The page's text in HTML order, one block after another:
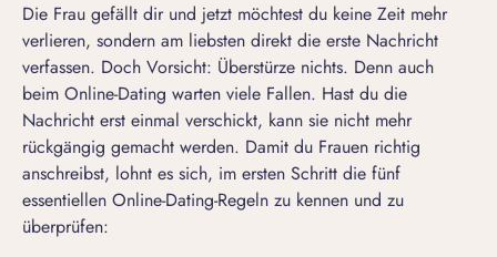
Die Frau gefällt dir und jetzt möchtest du keine Zeit mehr
verlieren, sondern am liebsten direkt die erste Nachricht
verfassen. Doch Vorsicht: Überstürze nichts. Denn auch
beim Online-Dating warten viele Fallen. Hast du die
Nachricht erst einmal verschickt, kann sie nicht mehr
rückgängig gemacht werden. Damit du Frauen richtig
anschreibst, lohnt es sich, im ersten Schritt die fünf
essentiellen Online-Dating-Regeln zu kennen und zu
überprüfen: